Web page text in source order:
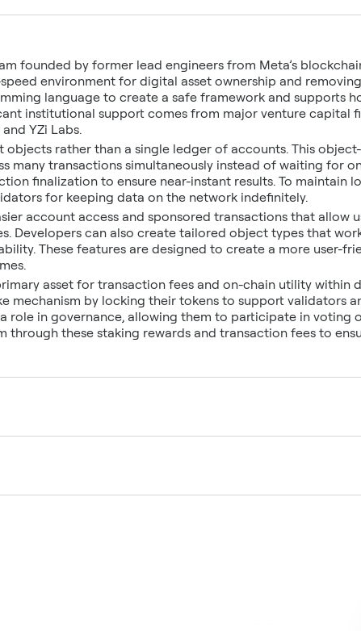
founded by former lead engineers from Meta’s
environment for digital asset ownership and
language to create a safe framework and supports
institutional support comes from major venture capital
YZi Labs.
rather than a single ledger of accounts. This
many transactions simultaneously instead of waiting for
finalization to ensure near-instant results. To maintain
for keeping data on the network indefinitely.
account access and sponsored transactions that allow
Developers can also create tailored object types that
These features are designed to create a more user-
asset for transaction fees and on-chain utility within
mechanism by locking their tokens to support validators
role in governance, allowing them to participate in voting
these staking rewards and transaction fees to